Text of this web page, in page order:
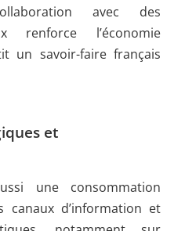
avec des
renforce l’économie
un savoir-faire français
et
une consommation
canaux d’information et